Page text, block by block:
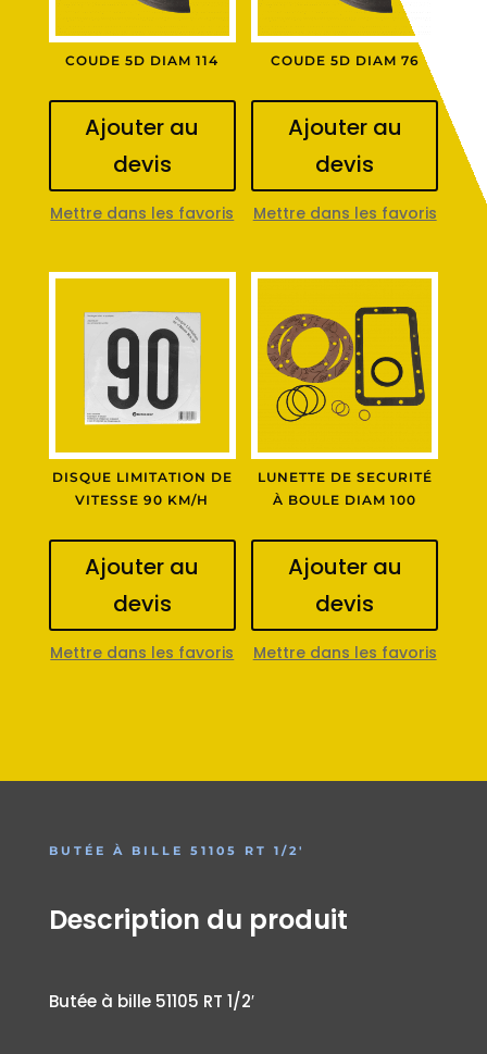
COUDE 5D DIAM 114
Ajouter au
devis
Mettre dans les favoris
COUDE 5D DIAM 76
Ajouter au
devis
Mettre dans les favoris
DISQUE LIMITATION DE
VITESSE 90 KM/H
Ajouter au
devis
Mettre dans les favoris
LUNETTE DE SECURITÉ
À BOULE DIAM 100
Ajouter au
devis
Mettre dans les favoris
BUTÉE À BILLE 51105 RT 1/2′
Description du produit
Butée à bille 51105 RT 1/2′